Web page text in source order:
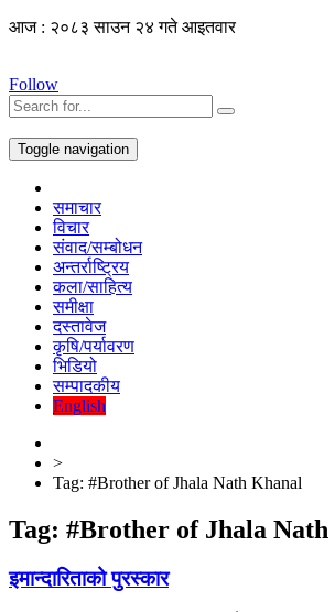
आज : २०८३ साउन २४ गते आइतवार
Follow
Toggle navigation
समाचार
विचार
संवाद/सम्बोधन
अन्तर्राष्ट्रिय
कला/साहित्य
समीक्षा
दस्तावेज
कृषि/पर्यावरण
भिडियो
सम्पादकीय
English
>
Tag: #Brother of Jhala Nath Khanal
Tag: #Brother of Jhala Nath
इमान्दारिताको पुरस्कार